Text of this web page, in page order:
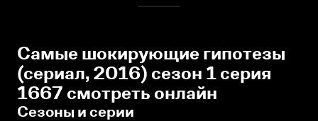
Самые шокирующие гипотезы
(сериал, 2016) сезон 1 серия
1667 смотреть онлайн
Сезоны и серии